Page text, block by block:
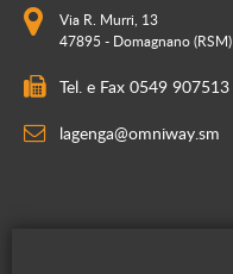
Via R. Murri, 13
47895 - Domagnano (RSM)
Tel. e Fax 0549 907513
lagenga@omniway.sm